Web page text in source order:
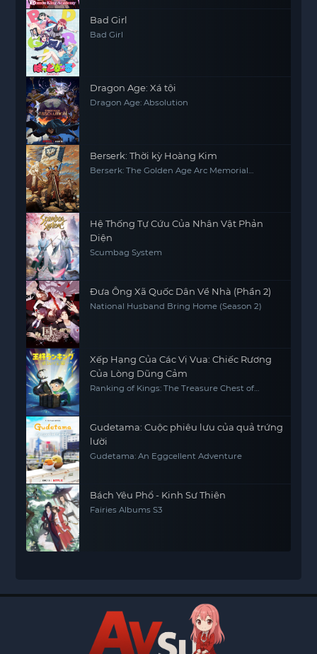
Bad Girl
Bad Girl
Dragon Age: Xá tội
Dragon Age: Absolution
Berserk: Thời kỳ Hoàng Kim
Berserk: The Golden Age Arc Memorial
Hệ Thống Tự Cứu Của Nhân Vật Phản
Diện
Scumbag System
Đưa Ông Xã Quốc Dân Về Nhà (Phần 2)
National Husband Bring Home (Season 2)
Xếp Hạng Của Các Vị Vua: Chiếc Rương
Của Lòng Dũng Cảm
Ranking of Kings: The Treasure Chest of
Gudetama: Cuộc phiêu lưu của quả trứng
lười
Gudetama: An Eggcellent Adventure
Bách Yêu Phổ - Kinh Sư Thiên
Fairies Albums S3